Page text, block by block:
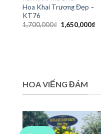
Hoa Khai Trương Đẹp –
KT76
1,700,000₫ Giá
gốc
1,650,000₫Giá
HOA VIẾNG ĐÁM